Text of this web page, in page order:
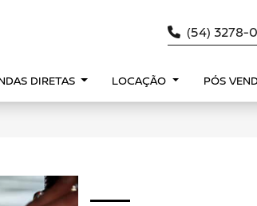
(54) 3278-
DIRETAS LOCAÇÃO PÓS